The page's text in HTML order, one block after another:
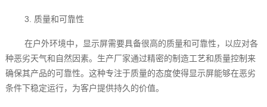
3. 质量和可靠性
在户外环境中，显示屏需要具备很高的质量和可靠性，以应对各
种恶劣天气和自然因素。生产厂家通过精密的制造工艺和质量控制来
确保其产品的可靠性。这种专注于质量的态度使得显示屏能够在恶劣
条件下稳定运行，为客户提供持久的价值。